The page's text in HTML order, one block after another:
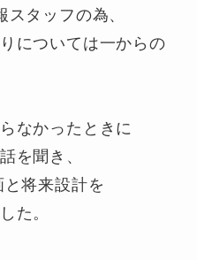
タッフの為、
については一からの
なかったときに
を聞き、
将来設計を
た。